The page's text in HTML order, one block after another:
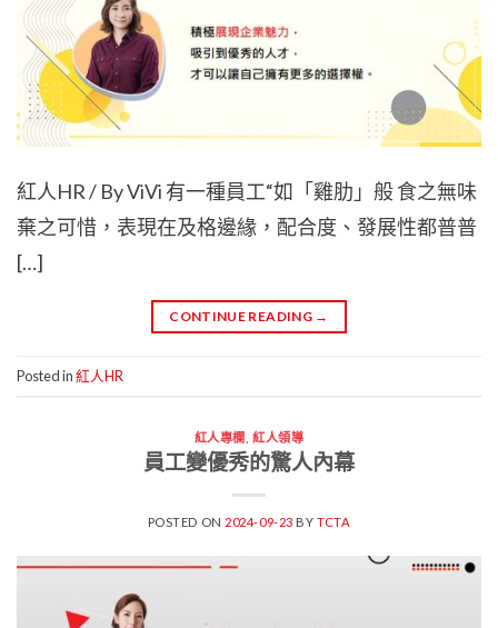
紅人HR / By ViVi 有一種員工“如「雞肋」般 食之無味
棄之可惜，表現在及格邊緣，配合度、發展性都普普
[…]
CONTINUE READING →
Posted in紅人HR
紅人專欄 ,紅人領導
員工變優秀的驚人內幕
POSTED ON 2024-09-23 BYTCTA